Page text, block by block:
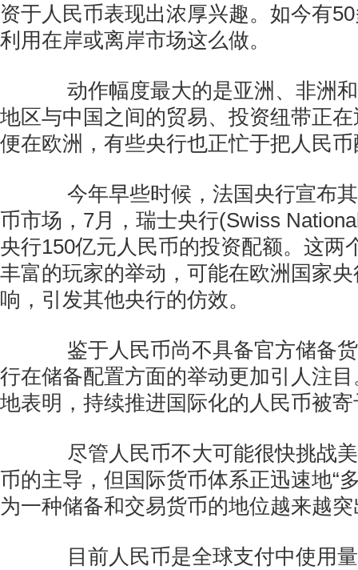
资于人民币表现出浓厚兴趣。如今有
利用在岸或离岸市场这么做。
动作幅度最大的是亚洲、非洲
地区与中国之间的贸易、投资纽带正
便在欧洲，有些央行也正忙于把人民
今年早些时候，法国央行宣布其
币市场，7月，瑞士央行(Swiss
央行150亿元人民币的投资配额。这两
丰富的玩家的举动，可能在欧洲国家
响，引发其他央行的仿效。
鉴于人民币尚不具备官方储备货
行在储备配置方面的举动更加引人注
地表明，持续推进国际化的人民币被
尽管人民币不大可能很快挑战美
币的主导，但国际货币体系正迅速地“
为一种储备和交易货币的地位越来越
目前人民币是全球支付中使用量